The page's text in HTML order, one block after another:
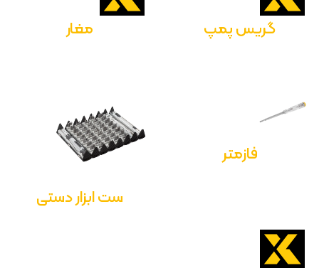
گریس پمپ مغار
فازمتر
ست ابزار دستی